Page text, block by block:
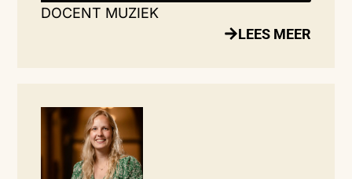
DOCENT MUZIEK
LEES MEER